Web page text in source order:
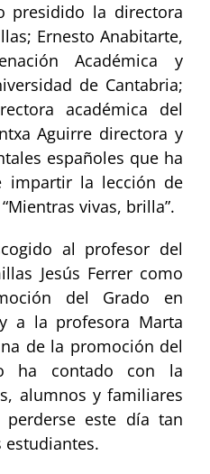
presidido la directora
Ernesto Anabitarte,
Académica y
de Cantabria;
académica del
Aguirre directora y
españoles que ha
impartir la lección de
vivas, brilla”.
al profesor del
Jesús Ferrer como
del Grado en
a la profesora Marta
de la promoción del
ha contado con la
alumnos y familiares
este día tan